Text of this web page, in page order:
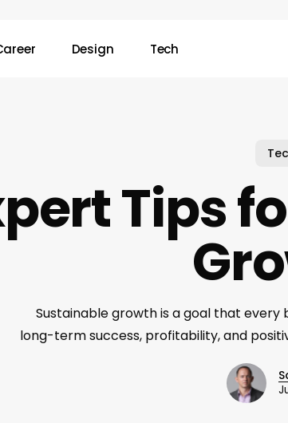
Design Tech
Tips
Sustainable growth is a goal that every
long-term success, profitability, and